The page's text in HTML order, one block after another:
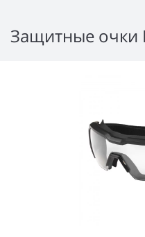
Защитные очки